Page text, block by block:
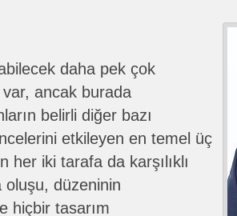
daha pek çok
var, ancak burada
belirli diğer bazı
etkileyen en temel üç
her iki tarafa da karşılıklı
düzeninin
hiçbir tasarım